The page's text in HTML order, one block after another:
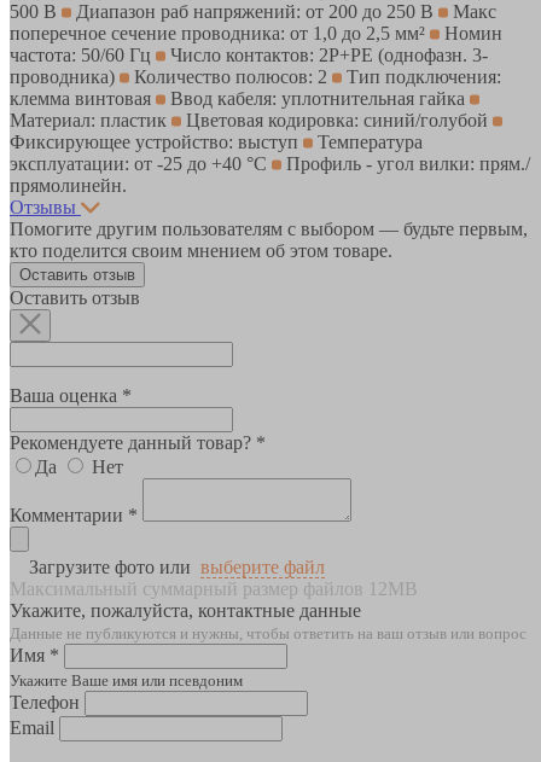
500 В
Диапазон раб напряжений: от 200 до 250 В
Макс
поперечное сечение проводника: от 1,0 до 2,5 мм²
Номин
частота: 50/60 Гц
Число контактов: 2P+PE (однофазн. 3-
проводника)
Количество полюсов: 2
Тип подключения:
клемма винтовая
Ввод кабеля: уплотнительная гайка
Материал: пластик
Цветовая кодировка: синий/голубой
Фиксирующее устройство: выступ
Температура
эксплуатации: от -25 до +40 °C
Профиль - угол вилки: прям./
прямолинейн.
Отзывы
Помогите другим пользователям с выбором — будьте первым,
кто поделится своим мнением об этом товаре.
Оставить отзыв
Оставить отзыв
Ваша оценка *
Рекомендуете данный товар? *
Да
Нет
Комментарии *
Загрузите фото или выберите файл
Максимальный суммарный размер файлов 12MB
Укажите, пожалуйста, контактные данные
Данные не публикуются и нужны, чтобы ответить на ваш отзыв или вопрос
Имя *
Укажите Ваше имя или псевдоним
Телефон
Email